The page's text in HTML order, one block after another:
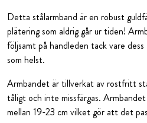
Detta stålarmband är en robust
plätering som aldrig går ur tiden!
följsamt på handleden tack vare
som helst.
Armbandet är tillverkat av rostfritt
tåligt och inte missfärgas.
mellan 19-23 cm vilket gör att det